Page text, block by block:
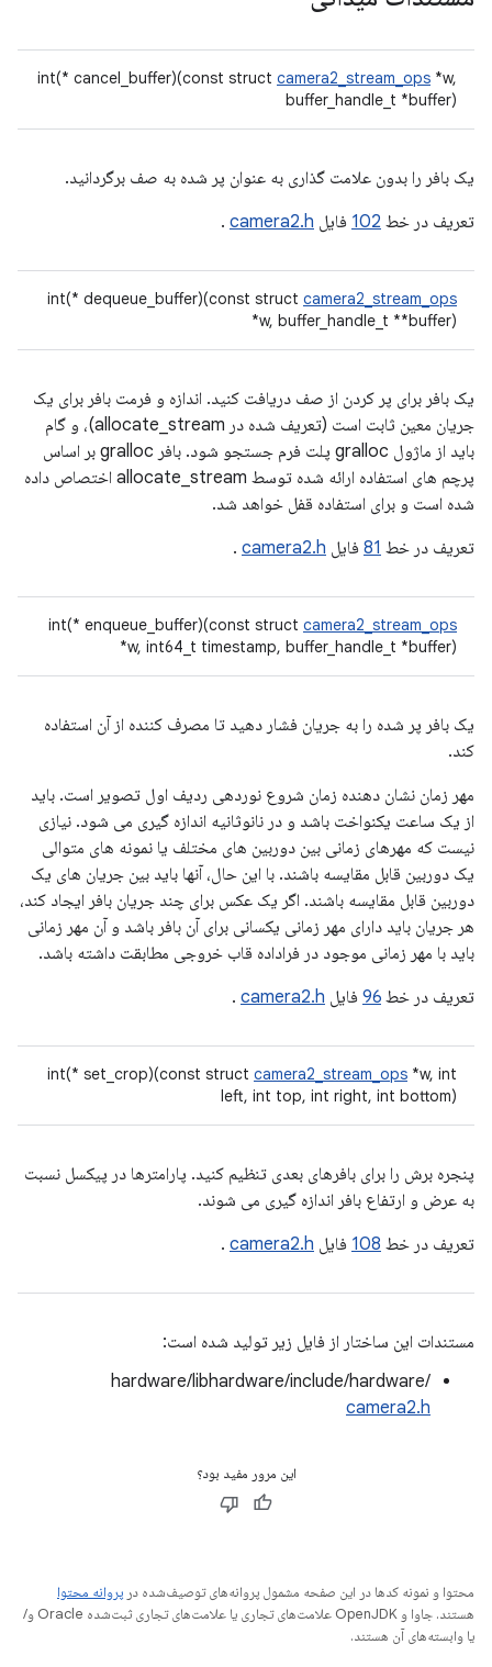
int(* cancel_buffer)(const struct camera2_stream_ops *w,
buffer_handle_t *buffer)
یک بافر را بدون علامت گذاری به عنوان پر شده به صف برگردانید.
تعریف در خط 102 فایل camera2.h
.
int(* dequeue_buffer)(const struct camera2_stream_ops
*w, buffer_handle_t **buffer)
یک بافر برای پر کردن از صف دریافت کنید. اندازه و فرمت بافر برای یک
جریان معین ثابت است (تعریف شده در allocate_stream)، و گام
باید از ماژول gralloc پلت فرم جستجو شود. بافر gralloc بر اساس
پرچم های استفاده ارائه شده توسط allocate_stream اختصاص داده
شده است و برای استفاده قفل خواهد شد.
تعریف در خط 81 فایل camera2.h
.
int(* enqueue_buffer)(const struct camera2_stream_ops
*w, int64_t timestamp, buffer_handle_t *buffer)
یک بافر پر شده را به جریان فشار دهید تا مصرف کننده از آن استفاده
کند.
مهر زمان نشان دهنده زمان شروع نوردهی ردیف اول تصویر است. باید
از یک ساعت یکنواخت باشد و در نانوثانیه اندازه گیری می شود. نیازی
نیست که مهرهای زمانی بین دوربین های مختلف یا نمونه های متوالی
یک دوربین قابل مقایسه باشند. با این حال، آنها باید بین جریان های یک
دوربین قابل مقایسه باشند. اگر یک عکس برای چند جریان بافر ایجاد کند،
هر جریان باید دارای مهر زمانی یکسانی برای آن بافر باشد و آن مهر زمانی
باید با مهر زمانی موجود در فراداده قاب خروجی مطابقت داشته باشد.
تعریف در خط 96 فایل camera2.h
.
int(* set_crop)(const struct camera2_stream_ops *w, int
left, int top, int right, int bottom)
پنجره برش را برای بافرهای بعدی تنظیم کنید. پارامترها در پیکسل نسبت
به عرض و ارتفاع بافر اندازه گیری می شوند.
تعریف در خط 108 فایل camera2.h
.
مستندات این ساختار از فایل زیر تولید شده است:
hardware/libhardware/include/hardware/
camera2.h
این مرور مفید بود؟
محتوا و نمونه کدها در این صفحه مشمول پروانه‌های توصیف‌شده در پروانه محتوا
هستند. جاوا و OpenJDK علامت‌های تجاری یا علامت‌های تجاری ثبت‌شده Oracle و/
یا وابسته‌های آن هستند.